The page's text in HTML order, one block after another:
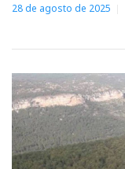
28 de agosto de 2025